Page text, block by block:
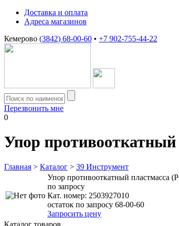
Доставка и оплата
Адреса магазинов
Кемерово (3842) 68-00-60 • +7 902-755-44-22
Перезвонить мне
0
Упор
Главная > Каталог > 39 Инструмент
Упор противооткатный
по запросу
Кат. номер: 2503927010
остаток по запросу 68-00-60
Запросить цену
Каталог товаров